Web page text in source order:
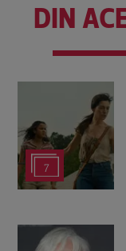
DIN
7